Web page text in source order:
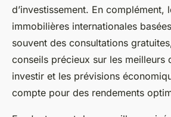
d’investissement. En complément,
immobilières internationales
souvent des consultations
conseils précieux sur les meilleurs
investir et les prévisions
compte pour des rendements